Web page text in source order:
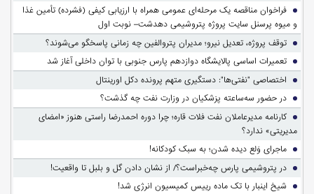
فراخوان مناقصه یک مرحله‌ای عمومی همراه با ارزیابی کیفی (فشرده) تأمین غذا
و میوه پرسنل سایت پروژه پتروشیمی دهدشت– نوبت اول
توقف پروژه، تعدیل نیرو؛ مدیران پتروالفین چه زمانی پاسخگو می‌شوند؟
تعمیرات اساسی پالایشگاه دوازدهم پارس جنوبی با توان داخلی آغاز شد
اختصاصی "نفتی‌ها": دستگیری متهم پرونده دکل اورینتال
در حضور سه‌ساعته پزشکیان در وزارت نفت چه گذشت؟
کارنامه مدیرعاملان نفت فلات قاره؛ چرا دوره احمدرضا راستی هنوز «امضای
مدیریتی» ندارد؟
ماجرای وَلع دیده شدن؛ به سبک کودکانه!
در پتروشیمی پارس چه‌خبراست؟/ از نشان دادن گل و بلبل تا واقعیت!
شیخ اینبار با تک ماده رییس کمیسیون انرژی شد!